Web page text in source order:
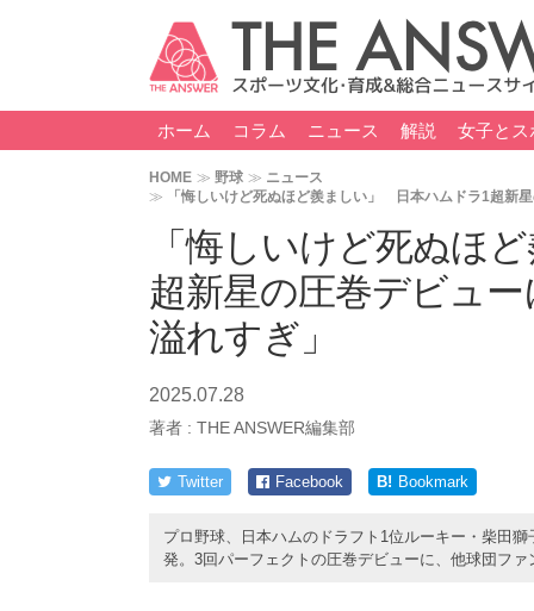
ホーム コラム ニュース 解説 女子とス
HOME 野球
ニュース
「悔しいけど死ぬほど羨ましい」 日本ハムドラ1超新
「悔しいけど死ぬほ
超新星の圧巻デビュ
溢れすぎ」
2025.07.28
著者 : THE ANSWER編集部
Twitter Facebook B! Bookmark
プロ野球、日本ハムのドラフト1位ルーキー・柴田
発。3回パーフェクトの圧巻デビューに、他球団ファ